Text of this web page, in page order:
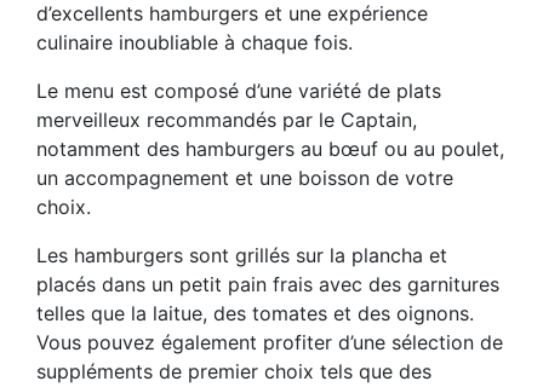
d’excellents hamburgers et une expérience
culinaire inoubliable à chaque fois.
Le menu est composé d’une variété de plats
merveilleux recommandés par le Captain,
notamment des hamburgers au bœuf ou au poulet,
un accompagnement et une boisson de votre
choix.
Les hamburgers sont grillés sur la plancha et
placés dans un petit pain frais avec des garnitures
telles que la laitue, des tomates et des oignons.
Vous pouvez également profiter d’une sélection de
suppléments de premier choix tels que des